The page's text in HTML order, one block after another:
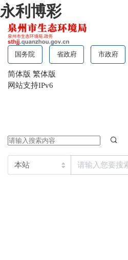
永利博彩
国务院 省政府 市政府
简体版 繁体版
网站支持IPv6